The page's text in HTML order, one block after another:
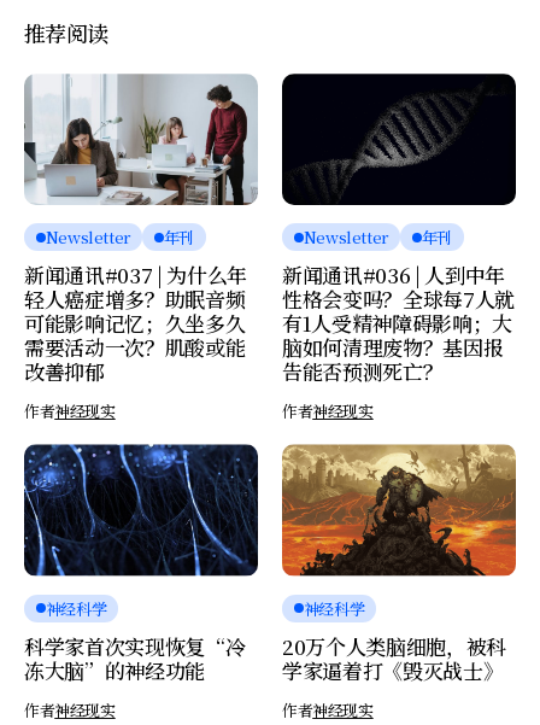
推荐阅读
Newsletter 年刊
新闻通讯#037 | 为什么年
轻人癌症增多？助眠音频
可能影响记忆；久坐多久
需要活动一次？肌酸或能
改善抑郁
作者神经现实
Newsletter 年刊
新闻通讯#036 | 人到中年
性格会变吗？全球每7人就
有1人受精神障碍影响；大
脑如何清理废物？基因报
告能否预测死亡？
作者神经现实
神经科学
科学家首次实现恢复“冷
冻大脑”的神经功能
作者神经现实
神经科学
20万个人类脑细胞，被科
学家逼着打《毁灭战士》
作者神经现实